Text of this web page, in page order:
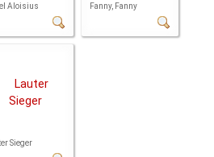
Aloisius Fanny, Fanny
Sieger